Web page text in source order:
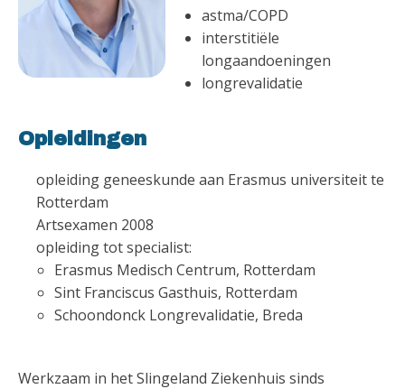
astma/COPD
interstitiële
longaandoeningen
longrevalidatie
Opleidingen
opleiding geneeskunde aan Erasmus universiteit te
Rotterdam
Artsexamen 2008
opleiding tot specialist:
Erasmus Medisch Centrum, Rotterdam
Sint Franciscus Gasthuis, Rotterdam
Schoondonck Longrevalidatie, Breda
Werkzaam in het Slingeland Ziekenhuis sinds